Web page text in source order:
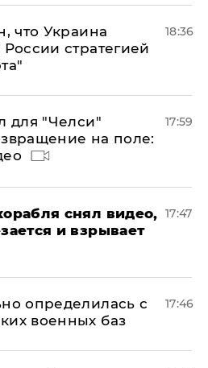
что Украина
стратегией
18:36
для "Челси"
на поле:
17:59
снял видео,
и взрывает
17:47
определилась с
военных баз
17:46